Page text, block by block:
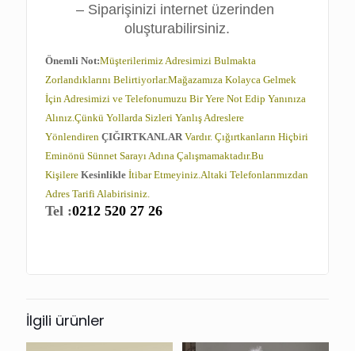
– Siparişinizi internet üzerinden
oluşturabilirsiniz.
Önemli Not:Müşterilerimiz Adresimizi Bulmakta
Zorlandıklarını Belirtiyorlar.Mağazamıza Kolayca Gelmek
İçin Adresimizi ve Telefonumuzu Bir Yere Not Edip Yanınıza
Alınız.Çünkü Yollarda Sizleri Yanlış Adreslere
YönlendirenÇIĞIRTKANLARVardır. Çığırtkanların Hiçbiri
Eminönü Sünnet Sarayı Adına Çalışmamaktadır.Bu
KişilereKesinlikle İtibar Etmeyiniz.Altaki Telefonlarımızdan
Adres Tarifi Alabirisiniz.
Tel :0212 520 27 26
İlgili ürünler